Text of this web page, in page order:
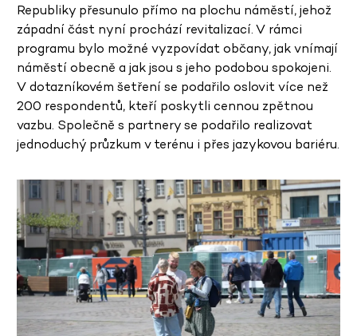
Republiky přesunulo přímo na plochu náměstí, jehož
západní část nyní prochází revitalizací. V rámci
programu bylo možné vyzpovídat občany, jak vnímají
náměstí obecně a jak jsou s jeho podobou spokojeni.
V dotazníkovém šetření se podařilo oslovit více než
200 respondentů, kteří poskytli cennou zpětnou
vazbu. Společně s partnery se podařilo realizovat
jednoduchý průzkum v terénu i přes jazykovou bariéru.